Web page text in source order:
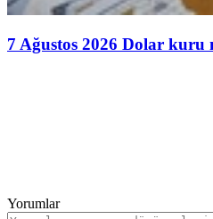
7 Ağustos 2026 Dolar kuru
Yorumlar